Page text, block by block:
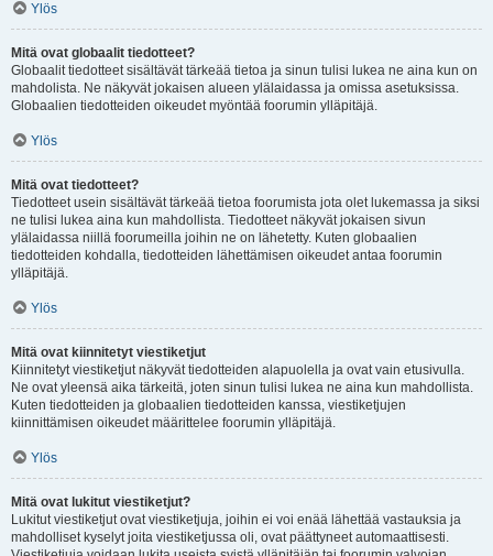
Ylös
Mitä ovat globaalit tiedotteet?
Globaalit tiedotteet sisältävät tärkeää tietoa ja sinun tulisi lukea ne aina kun on
mahdolista. Ne näkyvät jokaisen alueen ylälaidassa ja omissa asetuksissa.
Globaalien tiedotteiden oikeudet myöntää foorumin ylläpitäjä.
Ylös
Mitä ovat tiedotteet?
Tiedotteet usein sisältävät tärkeää tietoa foorumista jota olet lukemassa ja siksi
ne tulisi lukea aina kun mahdollista. Tiedotteet näkyvät jokaisen sivun
ylälaidassa niillä foorumeilla joihin ne on lähetetty. Kuten globaalien
tiedotteiden kohdalla, tiedotteiden lähettämisen oikeudet antaa foorumin
ylläpitäjä.
Ylös
Mitä ovat kiinnitetyt viestiketjut
Kiinnitetyt viestiketjut näkyvät tiedotteiden alapuolella ja ovat vain etusivulla.
Ne ovat yleensä aika tärkeitä, joten sinun tulisi lukea ne aina kun mahdollista.
Kuten tiedotteiden ja globaalien tiedotteiden kanssa, viestiketjujen
kiinnittämisen oikeudet määrittelee foorumin ylläpitäjä.
Ylös
Mitä ovat lukitut viestiketjut?
Lukitut viestiketjut ovat viestiketjuja, joihin ei voi enää lähettää vastauksia ja
mahdolliset kyselyt joita viestiketjussa oli, ovat päättyneet automaattisesti.